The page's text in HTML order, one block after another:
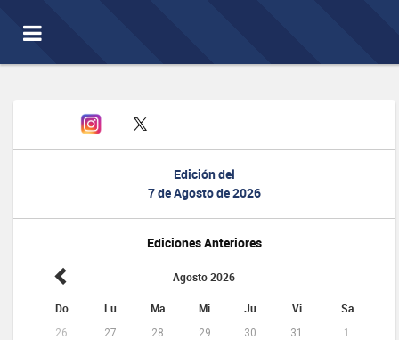
Toggle
navigation
Edición del
7 de Agosto de 2026
Ediciones Anteriores
Agosto 2026
Do Lu Ma Mi Ju Vi Sa
26 27 28 29 30 31
1